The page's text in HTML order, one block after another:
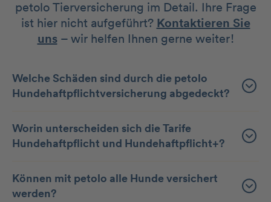
petolo Tierversicherung im Detail. Ihre Frage
ist hier nicht aufgeführt? Kontaktieren Sie
uns– wir helfen Ihnen gerne weiter!
Welche Schäden sind durch die petolo
Hundehaftpflichtversicherung abgedeckt?
Worin unterscheiden sich die Tarife
Hundehaftpflicht und Hundehaftpflicht+?
Können mit petolo alle Hunde versichert
werden?